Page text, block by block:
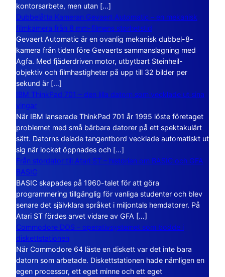
kontorsarbete, men utan […]
Dubbelåtta Kameran Gevaert Automatic – en mekanisk
filmkamera från 8 mm-filmens storhetstid
Gevaert Automatic är en ovanlig mekanisk dubbel-8-
kamera från tiden före Gevaerts sammanslagning med
Agfa. Med fjäderdriven motor, utbytbart Steinheil-
objektiv och filmhastigheter på upp till 32 bilder per
sekund är […]
IBM ThinkPad 701 – den lilla datorn som vecklade ut sina
vingar
När IBM lanserade ThinkPad 701 år 1995 löste företaget
problemet med små bärbara datorer på ett spektakulärt
sätt. Datorns delade tangentbord vecklade automatiskt ut
sig när locket öppnades och […]
Från stordator till Atari ST – historien om BASIC och GFA
BASIC
BASIC skapades på 1960-talet för att göra
programmering tillgänglig för vanliga studenter och blev
senare det självklara språket i miljontals hemdatorer. På
Atari ST fördes arvet vidare av GFA […]
Commodore DOS – operativsystemet som bodde i
diskettstationen
När Commodore 64 läste en diskett var det inte bara
datorn som arbetade. Diskettstationen hade nämligen en
egen processor, ett eget minne och ett eget